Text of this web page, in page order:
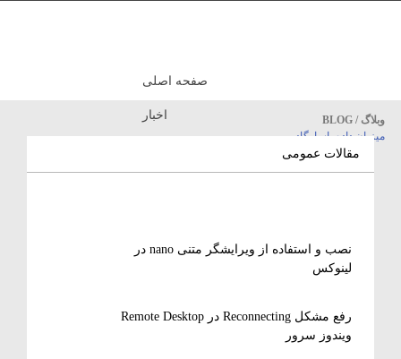
وبلاگ / BLOG
میزبان داده پاسارگاد
صفحه اصلی
اخبار
مقالات عمومی
نصب و استفاده از ویرایشگر متنی nano در
لینوکس
رفع مشکل Reconnecting در Remote Desktop
ویندوز سرور